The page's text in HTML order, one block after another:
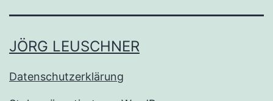
JÖRG LEUSCHNER
Datenschutzerklärung